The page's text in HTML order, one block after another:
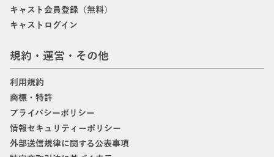
キャスト会員登録（無料）
キャストログイン
規約・運営・その他
利用規約
商標・特許
プライバシーポリシー
情報セキュリティーポリシー
外部送信規律に関する公表事項